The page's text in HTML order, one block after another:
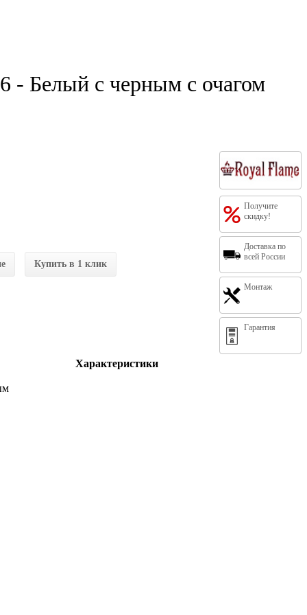
- Белый с черным с очагом
Получите
скидку!
Доставка по
всей России
Монтаж
Гарантия
Купить в 1 клик
Характеристики